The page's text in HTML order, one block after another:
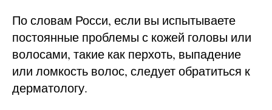
По словам Росси, если вы испытываете
постоянные проблемы с кожей головы или
волосами, такие как перхоть, выпадение
или ломкость волос, следует обратиться к
дерматологу.